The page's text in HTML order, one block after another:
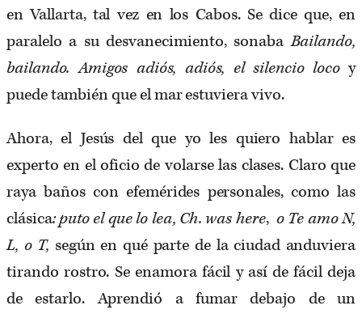
en Vallarta, tal vez en los Cabos. Se dice que, en
paralelo a su desvanecimiento, sonabaBailando,
bailando. Amigos adiós, adiós, el silencio locoy
puede también que el mar estuviera vivo.
Ahora, el Jesús del que yo les quiero hablar es
experto en el oficio de volarse las clases. Claro que
raya baños con efemérides personales, como las
clásica: puto el que lo lea, Ch. was here, o Te amo N,
L, o T, según en qué parte de la ciudad anduviera
tirando rostro. Se enamora fácil y así de fácil deja
de estarlo. Aprendió a fumar debajo de un